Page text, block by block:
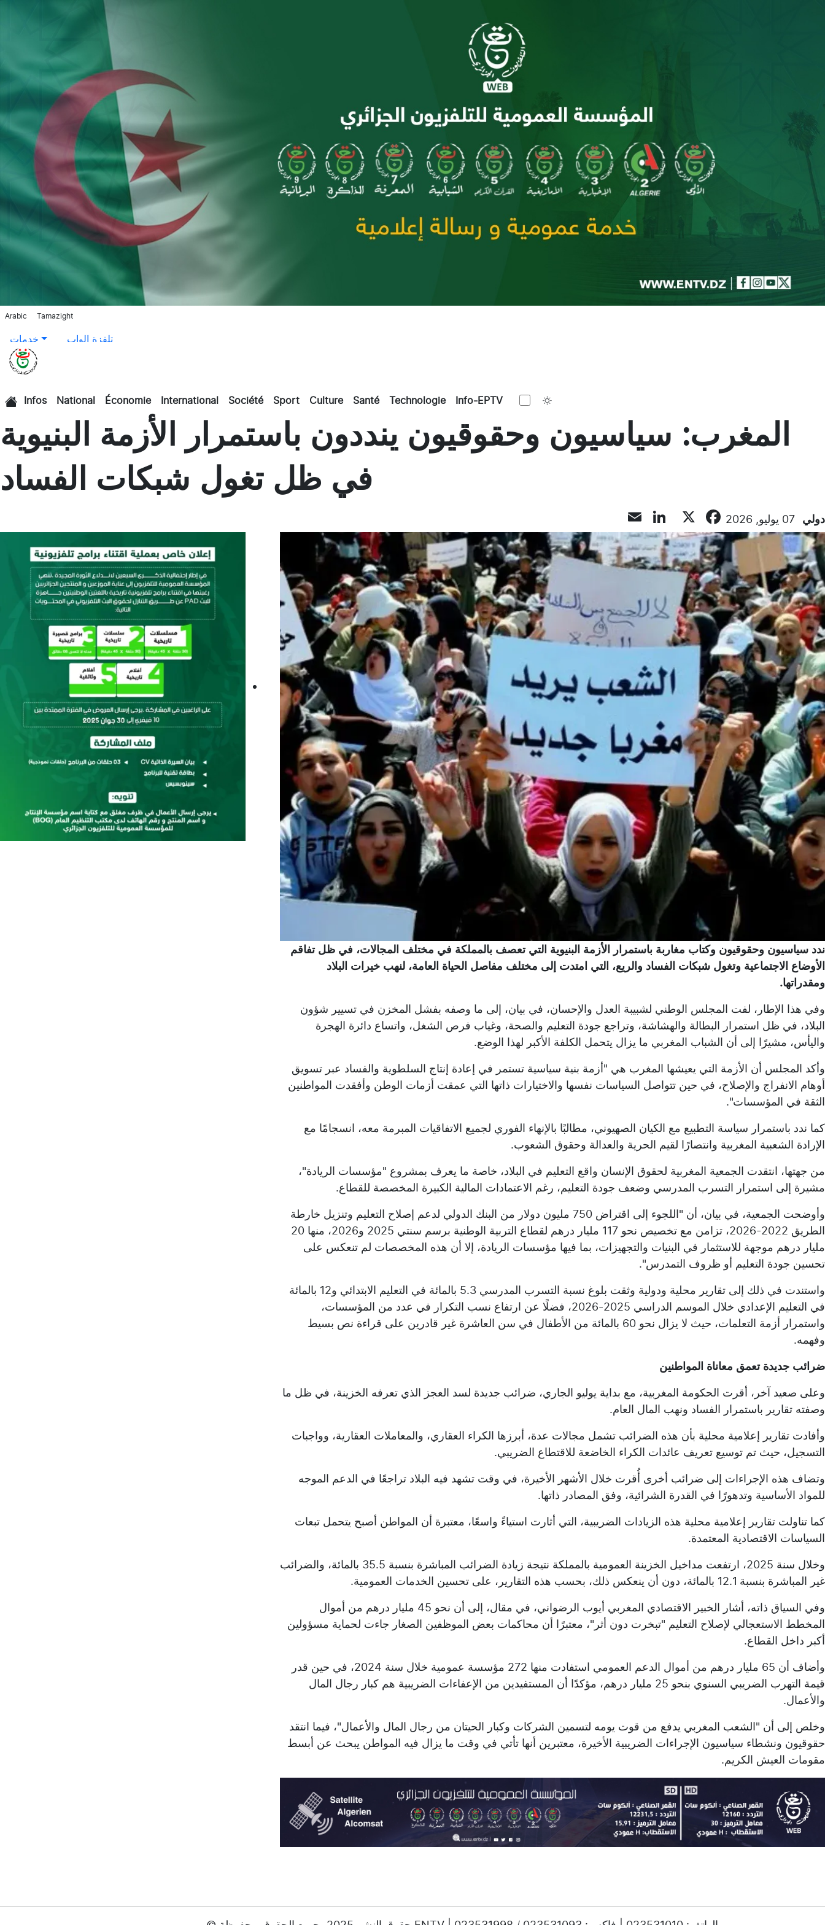
Aller au contenu principal
Arabic Tamazight
خدمات تلفزة الواب
Infos National Économie International Société Sport Culture Santé Technologie Info-EPTV
المغرب: سياسيون وحقوقيون ينددون باستمرار الأزمة البنيوية
في ظل تغول شبكات الفساد
دولي 07 يوليو, 2026 Facebook
LinkedIn
ندد سياسيون وحقوقيون وكتاب مغاربة باستمرار الأزمة البنيوية التي تعصف بالمملكة في مختلف المجالات، في ظل تفاقم
الأوضاع الاجتماعية وتغول شبكات الفساد والريع، التي امتدت إلى مختلف مفاصل الحياة العامة، لنهب خيرات البلاد
ومقدراتها.
وفي هذا الإطار، لفت المجلس الوطني لشبيبة العدل والإحسان، في بيان، إلى ما وصفه بفشل المخزن في تسيير شؤون
البلاد، في ظل استمرار البطالة والهشاشة، وتراجع جودة التعليم والصحة، وغياب فرص الشغل، واتساع دائرة الهجرة
واليأس، مشيرًا إلى أن الشباب المغربي ما يزال يتحمل الكلفة الأكبر لهذا الوضع.
وأكد المجلس أن الأزمة التي يعيشها المغرب هي "أزمة بنية سياسية تستمر في إعادة إنتاج السلطوية والفساد عبر تسويق
أوهام الانفراج والإصلاح، في حين تتواصل السياسات نفسها والاختيارات ذاتها التي عمقت أزمات الوطن وأفقدت المواطنين
الثقة في المؤسسات".
كما ندد باستمرار سياسة التطبيع مع الكيان الصهيوني، مطالبًا بالإنهاء الفوري لجميع الاتفاقيات المبرمة معه، انسجامًا مع
الإرادة الشعبية المغربية وانتصارًا لقيم الحرية والعدالة وحقوق الشعوب.
من جهتها، انتقدت الجمعية المغربية لحقوق الإنسان واقع التعليم في البلاد، خاصة ما يعرف بمشروع "مؤسسات الريادة"،
مشيرة إلى استمرار التسرب المدرسي وضعف جودة التعليم، رغم الاعتمادات المالية الكبيرة المخصصة للقطاع.
وأوضحت الجمعية، في بيان، أن "اللجوء إلى اقتراض 750 مليون دولار من البنك الدولي لدعم إصلاح التعليم وتنزيل خارطة
الطريق 2022-2026، تزامن مع تخصيص نحو 117 مليار درهم لقطاع التربية الوطنية برسم سنتي 2025 و2026، منها 20
مليار درهم موجهة للاستثمار في البنيات والتجهيزات، بما فيها مؤسسات الريادة، إلا أن هذه المخصصات لم تنعكس على
تحسين جودة التعليم أو ظروف التمدرس".
واستندت في ذلك إلى تقارير محلية ودولية وثقت بلوغ نسبة التسرب المدرسي 5.3 بالمائة في التعليم الابتدائي و12 بالمائة
في التعليم الإعدادي خلال الموسم الدراسي 2025-2026، فضلًا عن ارتفاع نسب التكرار في عدد من المؤسسات،
واستمرار أزمة التعلمات، حيث لا يزال نحو 60 بالمائة من الأطفال في سن العاشرة غير قادرين على قراءة نص بسيط
وفهمه.
ضرائب جديدة تعمق معاناة المواطنين
وعلى صعيد آخر، أقرت الحكومة المغربية، مع بداية يوليو الجاري، ضرائب جديدة لسد العجز الذي تعرفه الخزينة، في ظل ما
وصفته تقارير باستمرار الفساد ونهب المال العام.
وأفادت تقارير إعلامية محلية بأن هذه الضرائب تشمل مجالات عدة، أبرزها الكراء العقاري، والمعاملات العقارية، وواجبات
التسجيل، حيث تم توسيع تعريف عائدات الكراء الخاضعة للاقتطاع الضريبي.
وتضاف هذه الإجراءات إلى ضرائب أخرى أُقرت خلال الأشهر الأخيرة، في وقت تشهد فيه البلاد تراجعًا في الدعم الموجه
للمواد الأساسية وتدهورًا في القدرة الشرائية، وفق المصادر ذاتها.
كما تناولت تقارير إعلامية محلية هذه الزيادات الضريبية، التي أثارت استياءً واسعًا، معتبرة أن المواطن أصبح يتحمل تبعات
السياسات الاقتصادية المعتمدة.
وخلال سنة 2025، ارتفعت مداخيل الخزينة العمومية بالمملكة نتيجة زيادة الضرائب المباشرة بنسبة 35.5 بالمائة، والضرائب
غير المباشرة بنسبة 12.1 بالمائة، دون أن ينعكس ذلك، بحسب هذه التقارير، على تحسين الخدمات العمومية.
وفي السياق ذاته، أشار الخبير الاقتصادي المغربي أيوب الرضواني، في مقال، إلى أن نحو 45 مليار درهم من أموال
المخطط الاستعجالي لإصلاح التعليم "تبخرت دون أثر"، معتبرًا أن محاكمات بعض الموظفين الصغار جاءت لحماية مسؤولين
أكبر داخل القطاع.
وأضاف أن 65 مليار درهم من أموال الدعم العمومي استفادت منها 272 مؤسسة عمومية خلال سنة 2024، في حين قدر
قيمة التهرب الضريبي السنوي بنحو 25 مليار درهم، مؤكدًا أن المستفيدين من الإعفاءات الضريبية هم كبار رجال المال
والأعمال.
وخلص إلى أن "الشعب المغربي يدفع من قوت يومه لتسمين الشركات وكبار الحيتان من رجال المال والأعمال"، فيما انتقد
حقوقيون ونشطاء سياسيون الإجراءات الضريبية الأخيرة، معتبرين أنها تأتي في وقت ما يزال فيه المواطن يبحث عن أبسط
مقومات العيش الكريم.